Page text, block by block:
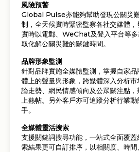
風險預警
Global Pulse亦能夠幫助發現公關災
制，全天候實時緊密監察各社交媒體
實時以電郵、WeChat及登入平台等
取化解公關災難的關鍵時間。
品牌形象監測
針對品牌實施全媒體監測，掌握自家
體上的聲量與形象，跨媒體深入分析
論走勢、網民情感傾向及公眾關注點
上熱帖。另外客戶亦可追蹤分析行業
手。
全媒體靈活搜索
支援關鍵詞搜尋功能，一站式全面覆
索結果更可自訂排序，以相關度、時